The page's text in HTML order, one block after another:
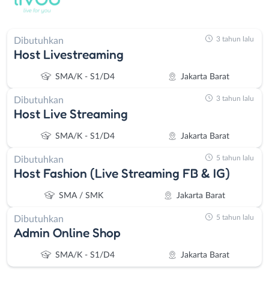
Dibutuhkan
Host Livestreaming
SMA/K - S1/D4 Jakarta Barat
3 tahun lalu
Dibutuhkan
Host Live Streaming
SMA/K - S1/D4 Jakarta Barat
3 tahun lalu
Dibutuhkan
Host Fashion (Live Streaming FB & IG)
SMA / SMK Jakarta Barat
5 tahun lalu
Dibutuhkan
Admin Online Shop
SMA/K - S1/D4 Jakarta Barat
5 tahun lalu